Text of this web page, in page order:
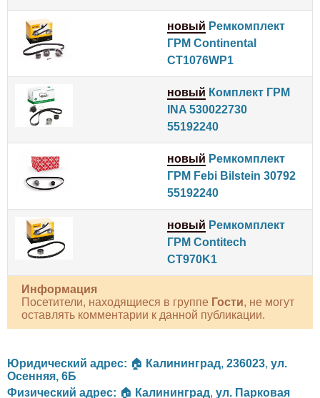
новый Ремкомплект
ГРМ Continental
CT1076WP1
новый Комплект ГРМ
INA 530022730
55192240
новый Ремкомплект
ГРМ Febi Bilstein 30792
55192240
новый Ремкомплект
ГРМ Contitech
CT970K1
Информация
Посетители, находящиеся в группе Гости, не могут
оставлять комментарии к данной публикации.
Юридический адрес: 🏠 Калининград, 236023, ул.
Осенняя, 6Б
Физический адрес: 🏠 Калининград, ул. Парковая